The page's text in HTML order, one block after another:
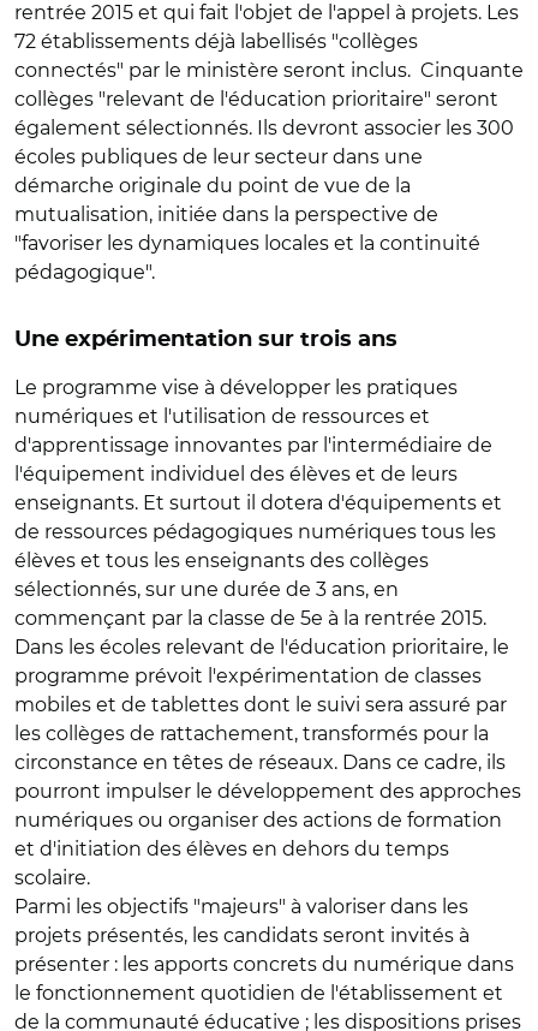
rentrée 2015 et qui fait l'objet de l'appel à projets. Les
72 établissements déjà labellisés "collèges
connectés" par le ministère seront inclus. Cinquante
collèges "relevant de l'éducation prioritaire" seront
également sélectionnés. Ils devront associer les 300
écoles publiques de leur secteur dans une
démarche originale du point de vue de la
mutualisation, initiée dans la perspective de
"favoriser les dynamiques locales et la continuité
pédagogique".
Une expérimentation sur trois ans
Le programme vise à développer les pratiques
numériques et l'utilisation de ressources et
d'apprentissage innovantes par l'intermédiaire de
l'équipement individuel des élèves et de leurs
enseignants. Et surtout il dotera d'équipements et
de ressources pédagogiques numériques tous les
élèves et tous les enseignants des collèges
sélectionnés, sur une durée de 3 ans, en
commençant par la classe de 5e à la rentrée 2015.
Dans les écoles relevant de l'éducation prioritaire, le
programme prévoit l'expérimentation de classes
mobiles et de tablettes dont le suivi sera assuré par
les collèges de rattachement, transformés pour la
circonstance en têtes de réseaux. Dans ce cadre, ils
pourront impulser le développement des approches
numériques ou organiser des actions de formation
et d'initiation des élèves en dehors du temps
scolaire.
Parmi les objectifs "majeurs" à valoriser dans les
projets présentés, les candidats seront invités à
présenter : les apports concrets du numérique dans
le fonctionnement quotidien de l'établissement et
de la communauté éducative ; les dispositions prises